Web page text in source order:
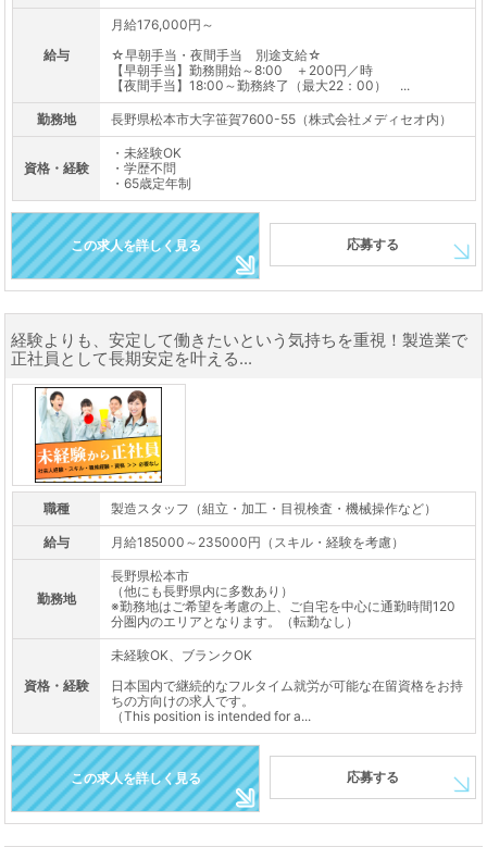
給与
月給176,000円～
☆早朝手当・夜間手当 別途支給☆
【早朝手当】勤務開始～8:00 ＋200円／時
【夜間手当】18:00～勤務終了（最大22：00） ...
勤務地 長野県松本市大字笹賀7600-55（株式会社メディセオ内）
資格・経験
・未経験OK
・学歴不問
・65歳定年制
この求人を詳しく見る 応募する
経験よりも、安定して働きたいという気持ちを重視！製造業で
正社員として長期安定を叶える...
職種 製造スタッフ（組立・加工・目視検査・機械操作など）
給与 月給185000～235000円（スキル・経験を考慮）
勤務地
長野県松本市
（他にも長野県内に多数あり）
※勤務地はご希望を考慮の上、ご自宅を中心に通勤時間120
分圏内のエリアとなります。（転勤なし）
資格・経験
未経験OK、ブランクOK
日本国内で継続的なフルタイム就労が可能な在留資格をお持
ちの方向けの求人です。
（This position is intended for a...
この求人を詳しく見る 応募する